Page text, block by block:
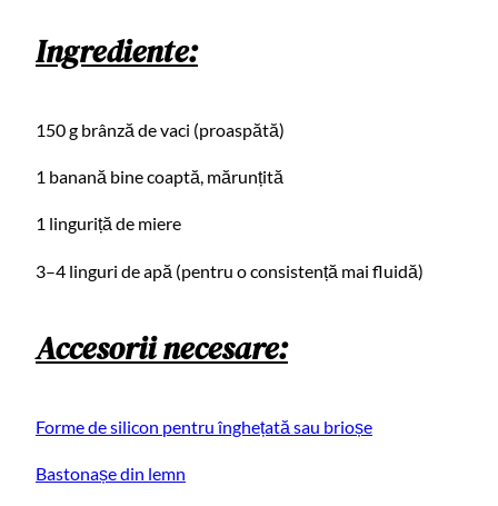
Ingrediente:
150 g brânză de vaci (proaspătă)
1 banană bine coaptă, mărunțită
1 linguriță de miere
3–4 linguri de apă (pentru o consistență mai fluidă)
Accesorii necesare:
Forme de silicon pentru înghețată sau brioșe
Bastonașe din lemn